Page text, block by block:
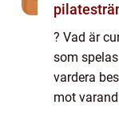
? Vad är
som
vardera
mot